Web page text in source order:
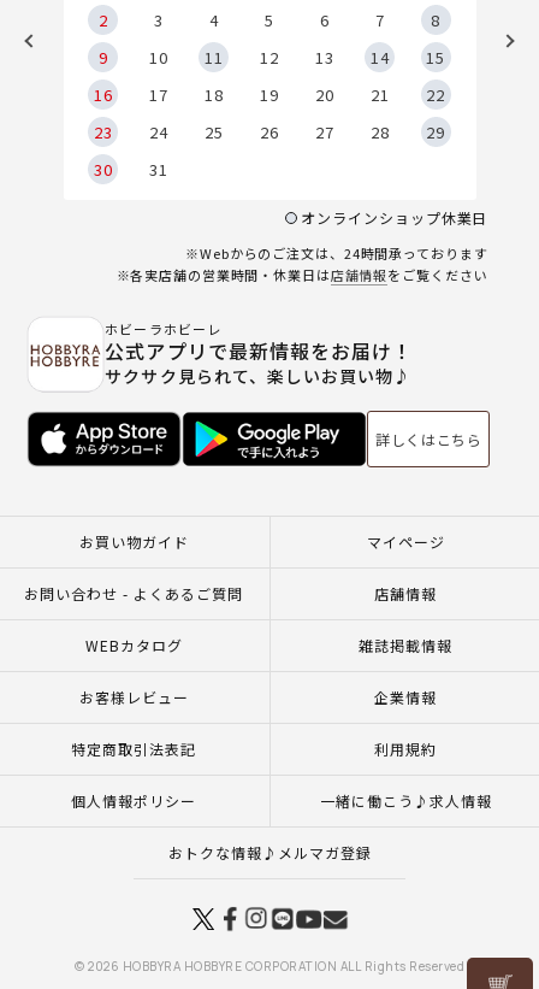
2
3 4 5 6 7
8
9
10 11 12 13 14
15
16
17 18 19 20 21
22
23
24 25 26 27 28
29
30
31
オンラインショップ休業日
※Webからのご注文は、24時間承っております
※各実店舗の営業時間・休業日は店舗情報をご覧ください
ホビーラホビーレ
公式アプリで最新情報をお届け！
サクサク見られて、楽しいお買い物♪
詳しくはこちら
お買い物ガイド マイページ
お問い合わせ - よくあるご質問 店舗情報
WEBカタログ 雑誌掲載情報
お客様レビュー 企業情報
特定商取引法表記 利用規約
個人情報ポリシー 一緒に働こう♪求人情報
おトクな情報♪メルマガ登録
© 2026 HOBBYRA HOBBYRE CORPORATION ALL Rights Reserved